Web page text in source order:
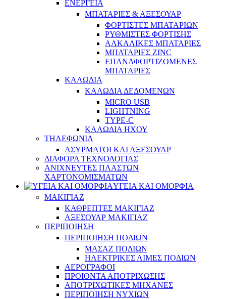
ΕΝΕΡΓΕΙΑ
ΜΠΑΤΑΡΙΕΣ & ΑΞΕΣΟΥΑΡ
ΦΟΡΤΙΣΤΕΣ ΜΠΑΤΑΡΙΩΝ
ΡΥΘΜΙΣΤΕΣ ΦΟΡΤΙΣΗΣ
ΑΛΚΑΛΙΚΕΣ ΜΠΑΤΑΡΙΕΣ
ΜΠΑΤΑΡΙΕΣ ZINC
ΕΠΑΝΑΦΟΡΤΙΖΟΜΕΝΕΣ
ΜΠΑΤΑΡΙΕΣ
ΚΑΛΩΔΙΑ
ΚΑΛΩΔΙΑ ΔΕΔΟΜΕΝΩΝ
MICRO USB
LIGHTNING
TYPE-C
ΚΑΛΩΔΙΑ ΗΧΟΥ
ΤΗΛΕΦΩΝΙΑ
ΑΣΥΡΜΑΤΟΙ ΚΑΙ ΑΞΕΣΟΥΑΡ
ΔΙΑΦΟΡΑ ΤΕΧΝΟΛΟΓΙΑΣ
ΑΝΙΧΝΕΥΤΕΣ ΠΛΑΣΤΩΝ
ΧΑΡΤΟΝΟΜΙΣΜΑΤΩΝ
ΥΓΕΙΑ ΚΑΙ ΟΜΟΡΦΙΑ
ΜΑΚΙΓΙΑΖ
ΚΑΘΡΕΠΤΕΣ ΜΑΚΙΓΙΑΖ
ΑΞΕΣΟΥΑΡ ΜΑΚΙΓΙΑΖ
ΠΕΡΙΠΟΙΗΣΗ
ΠΕΡΙΠΟΙΗΣΗ ΠΟΔΙΩΝ
ΜΑΣΑΖ ΠΟΔΙΩΝ
ΗΛΕΚΤΡΙΚΕΣ ΛΙΜΕΣ ΠΟΔΙΩΝ
ΑΕΡΟΓΡΑΦΟΙ
ΠΡΟΙΟΝΤΑ ΑΠΟΤΡΙΧΩΣΗΣ
ΑΠΟΤΡΙΧΩΤΙΚΕΣ ΜΗΧΑΝΕΣ
ΠΕΡΙΠΟΙΗΣΗ ΝΥΧΙΩΝ